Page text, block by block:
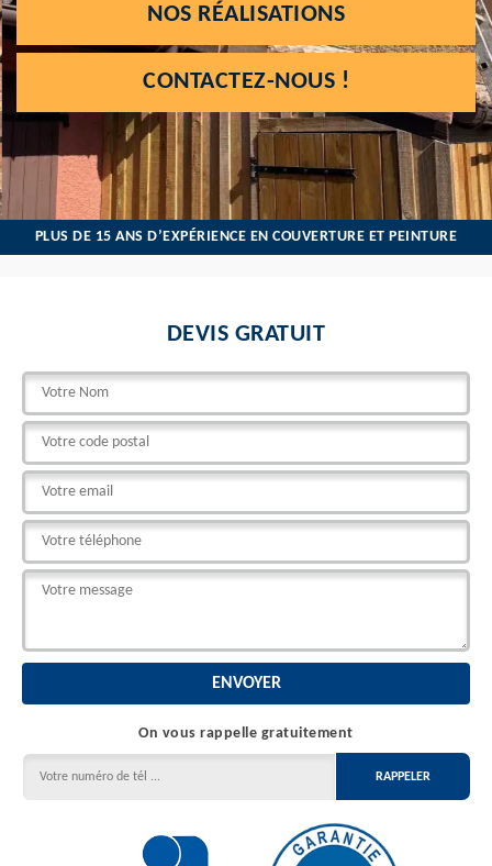
NOS RÉALISATIONS
CONTACTEZ-NOUS !
PLUS DE 15 ANS D’EXPÉRIENCE EN COUVERTURE ET PEINTURE
DEVIS GRATUIT
On vous rappelle gratuitement